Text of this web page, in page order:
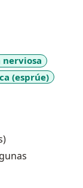
con tu
nerviosa
(esprúe)